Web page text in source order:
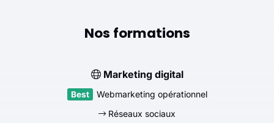
Nos formations
Marketing digital
Webmarketing opérationnel
Réseaux sociaux